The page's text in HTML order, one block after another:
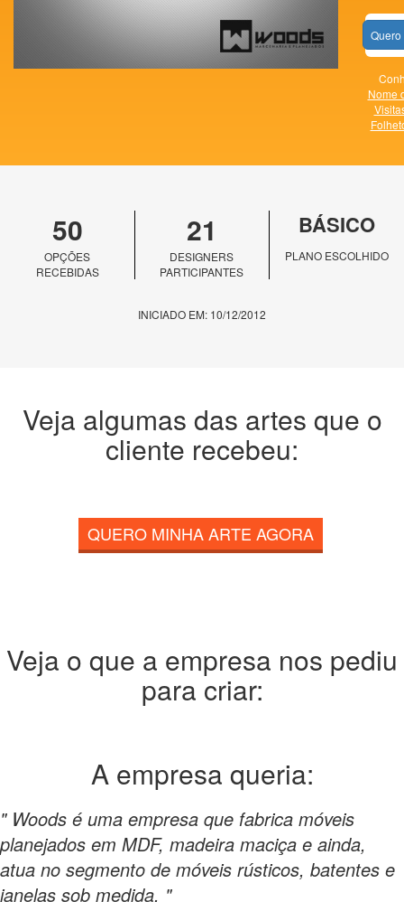
Quero
Nome
50
OPÇÕES
RECEBIDAS
21
DESIGNERS
PARTICIPANTES
BÁSICO
PLANO ESCOLHIDO
INICIADO EM: 10/12/2012
Veja algumas das artes que o
cliente recebeu:
QUERO MINHA ARTE AGORA
Veja o que a empresa nos pediu
para criar:
A empresa queria:
" Woods é uma empresa que fabrica móveis
planejados em MDF, madeira maciça e ainda,
atua no segmento de móveis rústicos, batentes e
janelas sob medida. "